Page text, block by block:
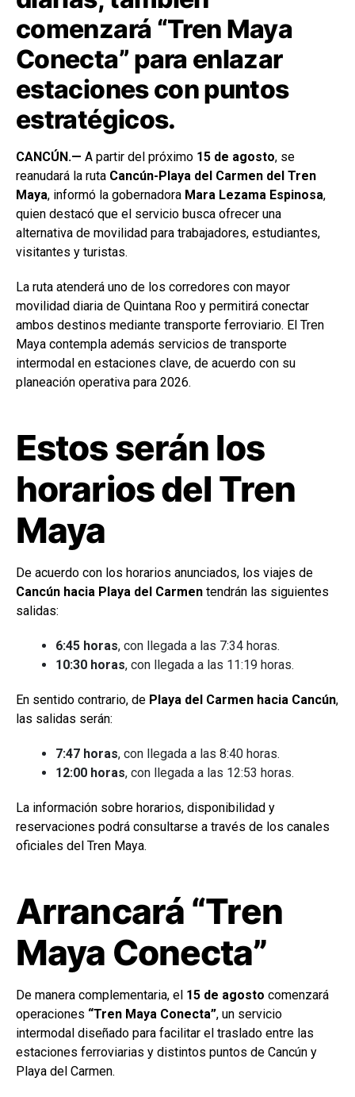
comenzará “Tren Maya
Conecta” para enlazar
estaciones con puntos
estratégicos.
CANCÚN.— A partir del próximo 15 de agosto, se
reanudará la ruta Cancún-Playa del Carmen del Tren
Maya, informó la gobernadora Mara Lezama Espinosa,
quien destacó que el servicio busca ofrecer una
alternativa de movilidad para trabajadores, estudiantes,
visitantes y turistas.
La ruta atenderá uno de los corredores con mayor
movilidad diaria de Quintana Roo y permitirá conectar
ambos destinos mediante transporte ferroviario. El Tren
Maya contempla además servicios de transporte
intermodal en estaciones clave, de acuerdo con su
planeación operativa para 2026.
Estos serán los
horarios del Tren
Maya
De acuerdo con los horarios anunciados, los viajes de
Cancún hacia Playa del Carmen tendrán las siguientes
salidas:
6:45 horas, con llegada a las 7:34 horas.
10:30 horas, con llegada a las 11:19 horas.
En sentido contrario, de Playa del Carmen hacia Cancún,
las salidas serán:
7:47 horas, con llegada a las 8:40 horas.
12:00 horas, con llegada a las 12:53 horas.
La información sobre horarios, disponibilidad y
reservaciones podrá consultarse a través de los canales
oficiales del Tren Maya.
Arrancará “Tren
Maya Conecta”
De manera complementaria, el 15 de agosto comenzará
operaciones “Tren Maya Conecta”, un servicio
intermodal diseñado para facilitar el traslado entre las
estaciones ferroviarias y distintos puntos de Cancún y
Playa del Carmen.